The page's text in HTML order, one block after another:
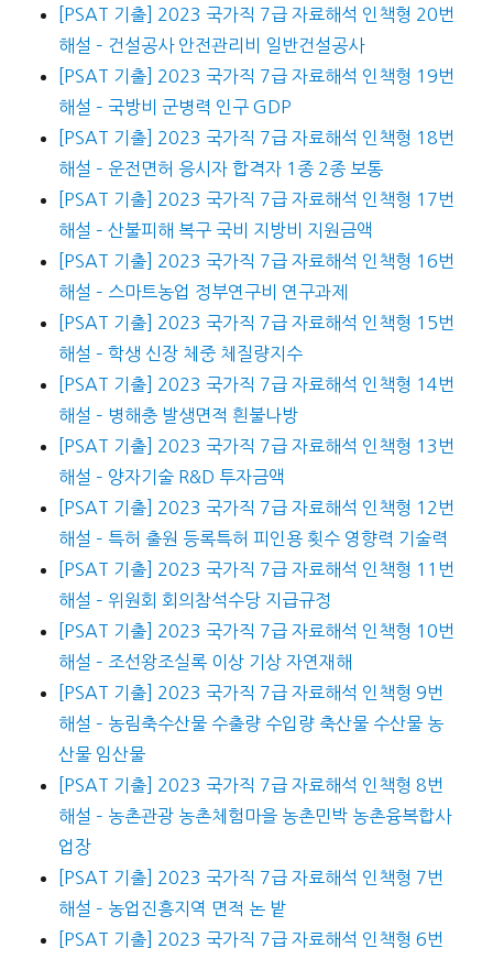
[PSAT 기출] 2023 국가직 7급 자료해석 인책형 20번
해설 – 건설공사 안전관리비 일반건설공사
[PSAT 기출] 2023 국가직 7급 자료해석 인책형 19번
해설 – 국방비 군병력 인구 GDP
[PSAT 기출] 2023 국가직 7급 자료해석 인책형 18번
해설 – 운전면허 응시자 합격자 1종 2종 보통
[PSAT 기출] 2023 국가직 7급 자료해석 인책형 17번
해설 – 산불피해 복구 국비 지방비 지원금액
[PSAT 기출] 2023 국가직 7급 자료해석 인책형 16번
해설 – 스마트농업 정부연구비 연구과제
[PSAT 기출] 2023 국가직 7급 자료해석 인책형 15번
해설 – 학생 신장 체중 체질량지수
[PSAT 기출] 2023 국가직 7급 자료해석 인책형 14번
해설 – 병해충 발생면적 흰불나방
[PSAT 기출] 2023 국가직 7급 자료해석 인책형 13번
해설 – 양자기술 R&D 투자금액
[PSAT 기출] 2023 국가직 7급 자료해석 인책형 12번
해설 – 특허 출원 등록특허 피인용 횟수 영향력 기술력
[PSAT 기출] 2023 국가직 7급 자료해석 인책형 11번
해설 – 위원회 회의참석수당 지급규정
[PSAT 기출] 2023 국가직 7급 자료해석 인책형 10번
해설 – 조선왕조실록 이상 기상 자연재해
[PSAT 기출] 2023 국가직 7급 자료해석 인책형 9번
해설 – 농림축수산물 수출량 수입량 축산물 수산물 농
산물 임산물
[PSAT 기출] 2023 국가직 7급 자료해석 인책형 8번
해설 – 농촌관광 농촌체험마을 농촌민박 농촌융복합사
업장
[PSAT 기출] 2023 국가직 7급 자료해석 인책형 7번
해설 – 농업진흥지역 면적 논 밭
[PSAT 기출] 2023 국가직 7급 자료해석 인책형 6번